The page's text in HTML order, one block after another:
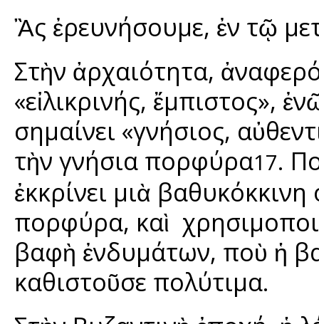
Ἂς ἐρευνήσουμε, ἐν τῷ
Στὴν ἀρχαιότητα,
«εἰλικρινής, ἔμπιστος»,
σημαίνει «γνήσιος,
τὴν γνήσια πορφύρα17.
ἐκκρίνει μιὰ
πορφύρα, καὶ
βαφὴ ἐνδυμάτων, ποὺ ἡ
καθιστοῦσε πολύτιμα.